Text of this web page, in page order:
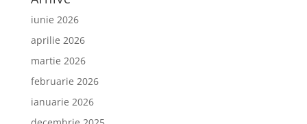
iunie 2026
aprilie 2026
martie 2026
februarie 2026
ianuarie 2026